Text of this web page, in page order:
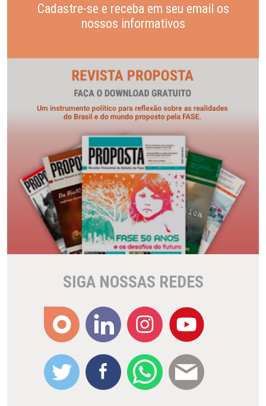
Cadastre-se e receba em seu email os
nossos informativos
SIGA NOSSAS REDES